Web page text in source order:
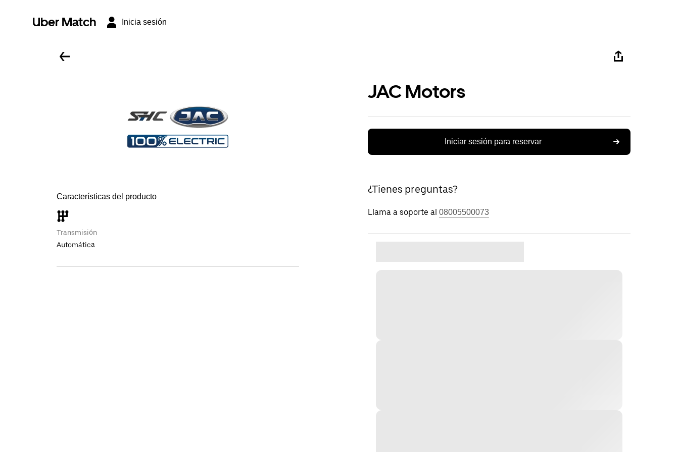
Uber Match Inicia sesión
Características del producto
Transmisión
Automática
JAC Motors
Iniciar sesión para reservar
¿Tienes preguntas?
Llama a soporte al 08005500073